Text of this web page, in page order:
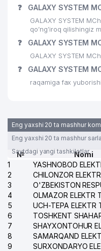
❓ GALAXY SYSTEM
GALAXY SYSTEM
qo’ng’iroq qilishingiz
❓ GALAXY SYSTEM
GALAXY SYSTEM
❓ GALAXY SYSTEM
raqamiga fax
Eng yaxshi 20 ta mashhur
Eng yaxshi 20 ta mashhur
Saytdagi yangi tashkilotlar
№
Nomi
1
2
3
4
5
6
7
8
9